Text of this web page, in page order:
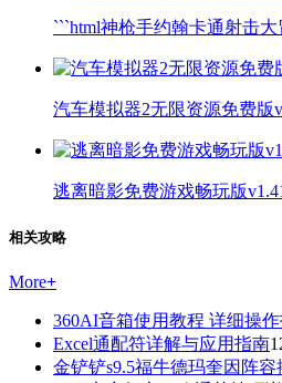
```html神枪手约翰卡通射击
汽车模拟器2无限资源免费版
逃离暗影免费游戏畅玩版
相关攻略
More+
360AI音箱使用教程 详细操
Excel通配符详解与应用指南
金铲铲s9.5福牛德玛奎因阵容